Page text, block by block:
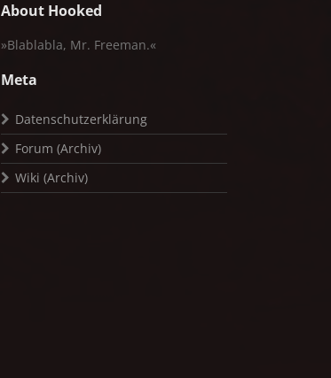
About Hooked
»Blablabla, Mr. Freeman.«
Meta
Datenschutzerklärung
Forum (Archiv)
Wiki (Archiv)